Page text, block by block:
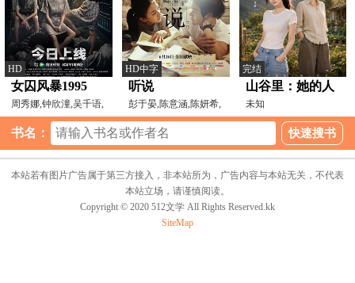
HD
女囚风暴1995
周秀娜,钟欣潼,吴千语,
吴家丽,陈滢,陈庭欣,
HD中字
听说
彭于晏,陈意涵,陈妍希,
罗北安,林美秀
完结
山谷里：她的人
生自己定义
未知
书名：
本站若有图片广告属于第三方接入，非本站所为，广告内容与本站无关，不代表
本站立场，请谨慎阅读。
Copyright © 2020 512文学 All Rights Reserved.kk
SiteMap